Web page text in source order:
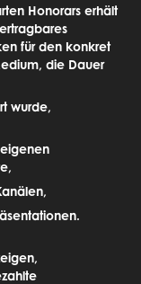
Honorars erhält
für den konkret
die Dauer
wurde,